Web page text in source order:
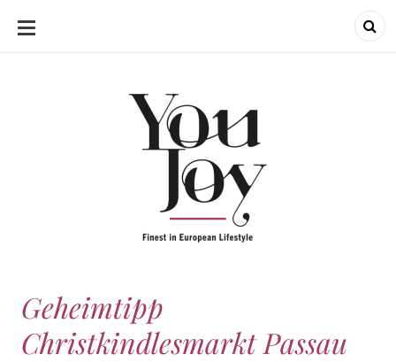
SKIP
Geheimtipp
Christkindlesmarkt Passau